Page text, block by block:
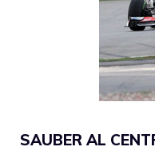
SAUBER AL